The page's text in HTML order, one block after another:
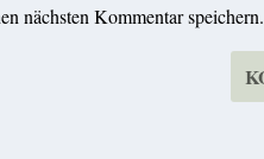
nächsten Kommentar speichern.